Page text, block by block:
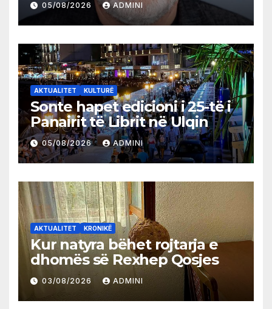
05/08/2026 ADMINI
AKTUALITET KULTURË
Sonte hapet edicioni i 25-të i
Panairit të Librit në Ulqin
05/08/2026 ADMINI
AKTUALITET KRONIKË
Kur natyra bëhet rojtarja e
dhomës së Rexhep Qosjes
03/08/2026 ADMINI